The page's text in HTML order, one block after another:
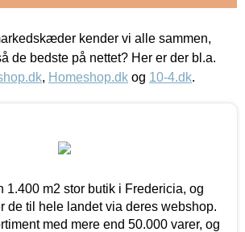
kender vi alle sammen,
de bedste på nettet? Her er der bl.a.
, Homeshop.dk og 10-4.dk.
1.400 m2 stor butik i Fredericia, og
de til hele landet via deres webshop.
med mere end 50.000 varer, og